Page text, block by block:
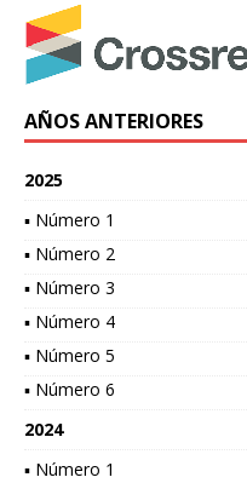
AÑOS ANTERIORES
2025
▪ Número 1
▪ Número 2
▪ Número 3
▪ Número 4
▪ Número 5
▪ Número 6
2024
▪ Número 1